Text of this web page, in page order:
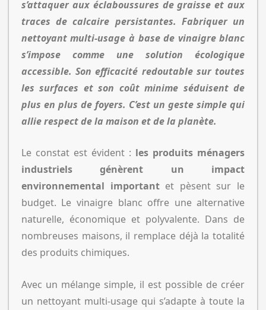
s’attaquer aux éclaboussures de graisse et aux
traces de calcaire persistantes. Fabriquer un
nettoyant multi-usage à base de vinaigre blanc
s’impose comme une solution écologique
accessible. Son efficacité redoutable sur toutes
les surfaces et son coût minime séduisent de
plus en plus de foyers. C’est un geste simple qui
allie respect de la maison et de la planète.
Le constat est évident : les produits ménagers
industriels génèrent un impact
environnemental importantet pèsent sur le
budget. Le vinaigre blanc offre une alternative
naturelle, économique et polyvalente. Dans de
nombreuses maisons, il remplace déjà la totalité
des produits chimiques.
Avec un mélange simple, il est possible de créer
un nettoyant multi-usage qui s’adapte à toute la